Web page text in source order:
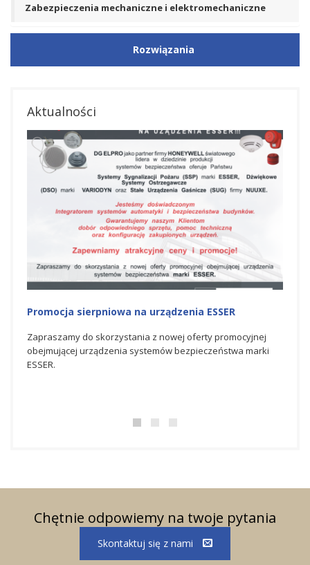
Zabezpieczenia mechaniczne i elektromechaniczne
Rozwiązania
Aktualności
Promocja na urządzenia ESSER
Zapraszamy do skorzystania z czerwcowej oferty
promocyjnej obejmującej urządzenia systemów
bezpieczeństwa marki ESSER.
Chętnie odpowiemy na twoje pytania
Skontaktuj się z nami